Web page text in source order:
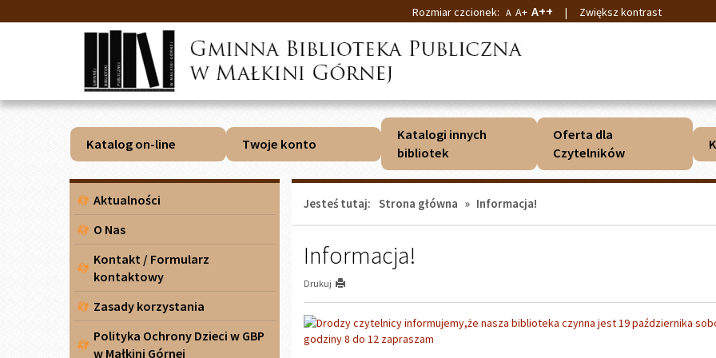
Rozmiar czcionek: A A+ A++ | Zwiększ kontrast
Katalog on-line Twoje konto
Katalogi innych
bibliotek
Oferta dla
Czytelników
Jesteś tutaj: Strona główna » Informacja!
Informacja!
Drukuj
Menu
boczne
Aktualności
O Nas
Kontakt / Formularz
kontaktowy
Zasady korzystania
Polityka Ochrony Dzieci w GBP
w Małkini Górnej